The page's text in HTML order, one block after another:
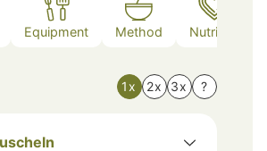
Equipment Method Nutrition
1x 2x 3x ?